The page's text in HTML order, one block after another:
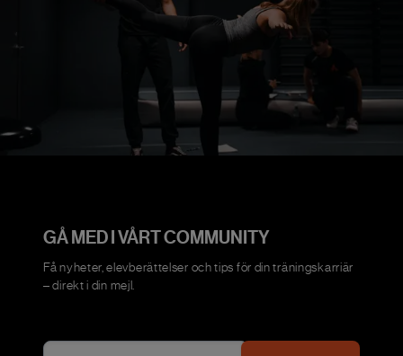
GÅ MED I VÅRT COMMUNITY
Få nyheter, elevberättelser och tips för din träningskarriär
– direkt i din mejl.